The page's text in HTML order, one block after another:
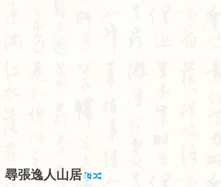
尋張逸人山居